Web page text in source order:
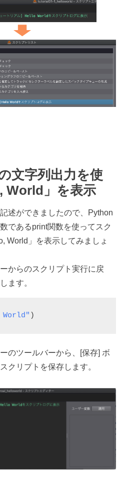
文字列出力を使
World」を表示
述ができましたので、Python
であるprint関数を使ってスク
World」を表示してみましょ
からのスクリプト実行に戻
ます。
)
のツールバーから、[保存] ボ
クリプトを保存します。